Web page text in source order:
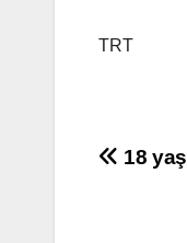
TRT
Yazı
18